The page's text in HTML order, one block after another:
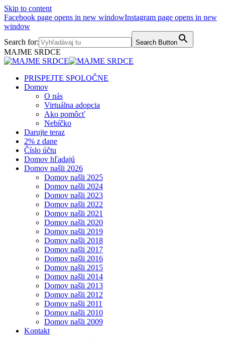
Skip to content
Facebook page opens in new windowInstagram page opens in new
window
Search for:
Search Button
MAJME SRDCE
PRISPEJTE SPOLOČNE
Domov
O nás
Virtuálna adopcia
Ako pomôcť
Nebíčko
Darujte teraz
2% z dane
Číslo účtu
Domov hľadajú
Domov našli 2026
Domov našli 2025
Domov našli 2024
Domov našli 2023
Domov našli 2022
Domov našli 2021
Domov našli 2020
Domov našli 2019
Domov našli 2018
Domov našli 2017
Domov našli 2016
Domov našli 2015
Domov našli 2014
Domov našli 2013
Domov našli 2012
Domov našli 2011
Domov našli 2010
Domov našli 2009
Kontakt